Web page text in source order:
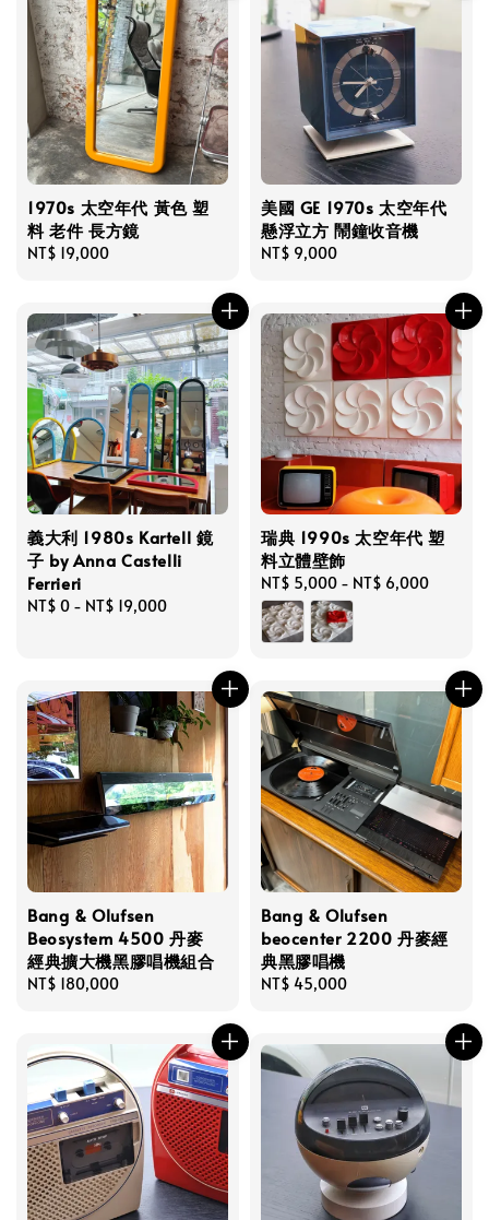
1970s 太空年代 黃色 塑
料 老件 長方鏡
Regular
NT$ 19,000
美國 GE 1970s 太空年代
懸浮立方 鬧鐘收音機
Regular
NT$ 9,000
義大利 1980s Kartell 鏡
子 by Anna Castelli
Ferrieri
Regular
NT$ 0 - NT$ 19,000
瑞典 1990s 太空年代 塑
料立體壁飾
Regular
price
NT$ 5,000 - NT$ 6,000
Bang & Olufsen
Beosystem 4500 丹麥
經典擴大機黑膠唱機組合
Regular
NT$ 180,000
Bang & Olufsen
beocenter 2200 丹麥經
典黑膠唱機
Regular
NT$ 45,000